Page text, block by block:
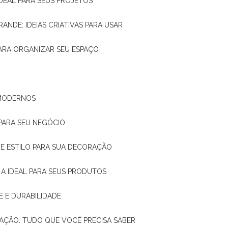
IDEIAS CRIATIVAS PARA USAR
ORGANIZAR SEU ESPAÇO
SEU NEGÓCIO
ESTILO PARA SUA DECORAÇÃO
IDEAL PARA SEUS PRODUTOS
E DURABILIDADE
TUDO QUE VOCÊ PRECISA SABER